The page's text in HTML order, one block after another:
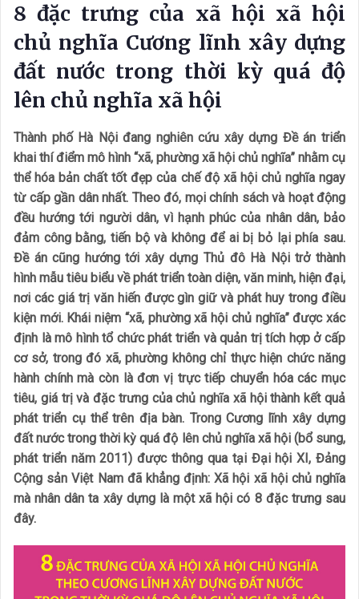
8 đặc trưng của xã hội xã hội
chủ nghĩa Cương lĩnh xây dựng
đất nước trong thời kỳ quá độ
lên chủ nghĩa xã hội
Thành phố Hà Nội đang nghiên cứu xây dựng Đề án triển
khai thí điểm mô hình “xã, phường xã hội chủ nghĩa” nhằm cụ
thể hóa bản chất tốt đẹp của chế độ xã hội chủ nghĩa ngay
từ cấp gần dân nhất. Theo đó, mọi chính sách và hoạt động
đều hướng tới người dân, vì hạnh phúc của nhân dân, bảo
đảm công bằng, tiến bộ và không để ai bị bỏ lại phía sau.
Đề án cũng hướng tới xây dựng Thủ đô Hà Nội trở thành
hình mẫu tiêu biểu về phát triển toàn diện, văn minh, hiện đại,
nơi các giá trị văn hiến được gìn giữ và phát huy trong điều
kiện mới. Khái niệm “xã, phường xã hội chủ nghĩa” được xác
định là mô hình tổ chức phát triển và quản trị tích hợp ở cấp
cơ sở, trong đó xã, phường không chỉ thực hiện chức năng
hành chính mà còn là đơn vị trực tiếp chuyển hóa các mục
tiêu, giá trị và đặc trưng của chủ nghĩa xã hội thành kết quả
phát triển cụ thể trên địa bàn. Trong Cương lĩnh xây dựng
đất nước trong thời kỳ quá độ lên chủ nghĩa xã hội (bổ sung,
phát triển năm 2011) được thông qua tại Đại hội XI, Đảng
Cộng sản Việt Nam đã khẳng định: Xã hội xã hội chủ nghĩa
mà nhân dân ta xây dựng là một xã hội có 8 đặc trưng sau
đây.